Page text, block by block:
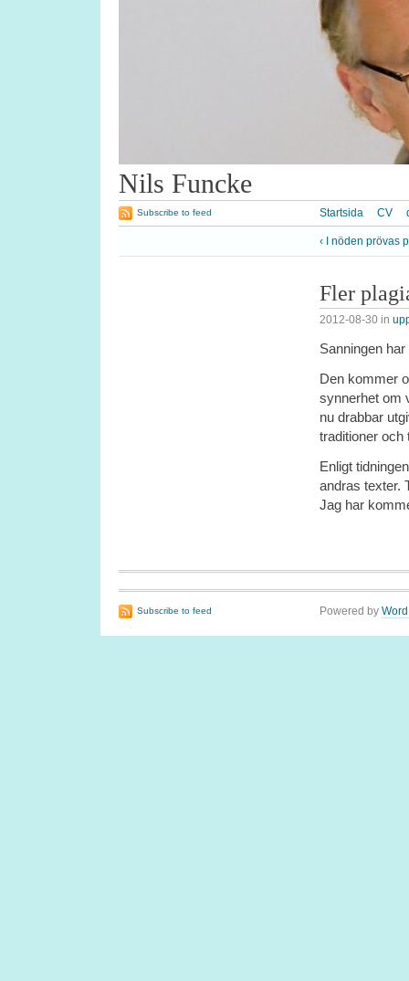
Nils Funcke
Startsida CV
Subscribe to feed
‹ I nöden prövas
Fler
2012-08-30 in
Sanningen
Den kommer
synnerhet om
nu drabbar
traditioner och
Enligt
andras texter.
Jag har
Subscribe to feed Powered by